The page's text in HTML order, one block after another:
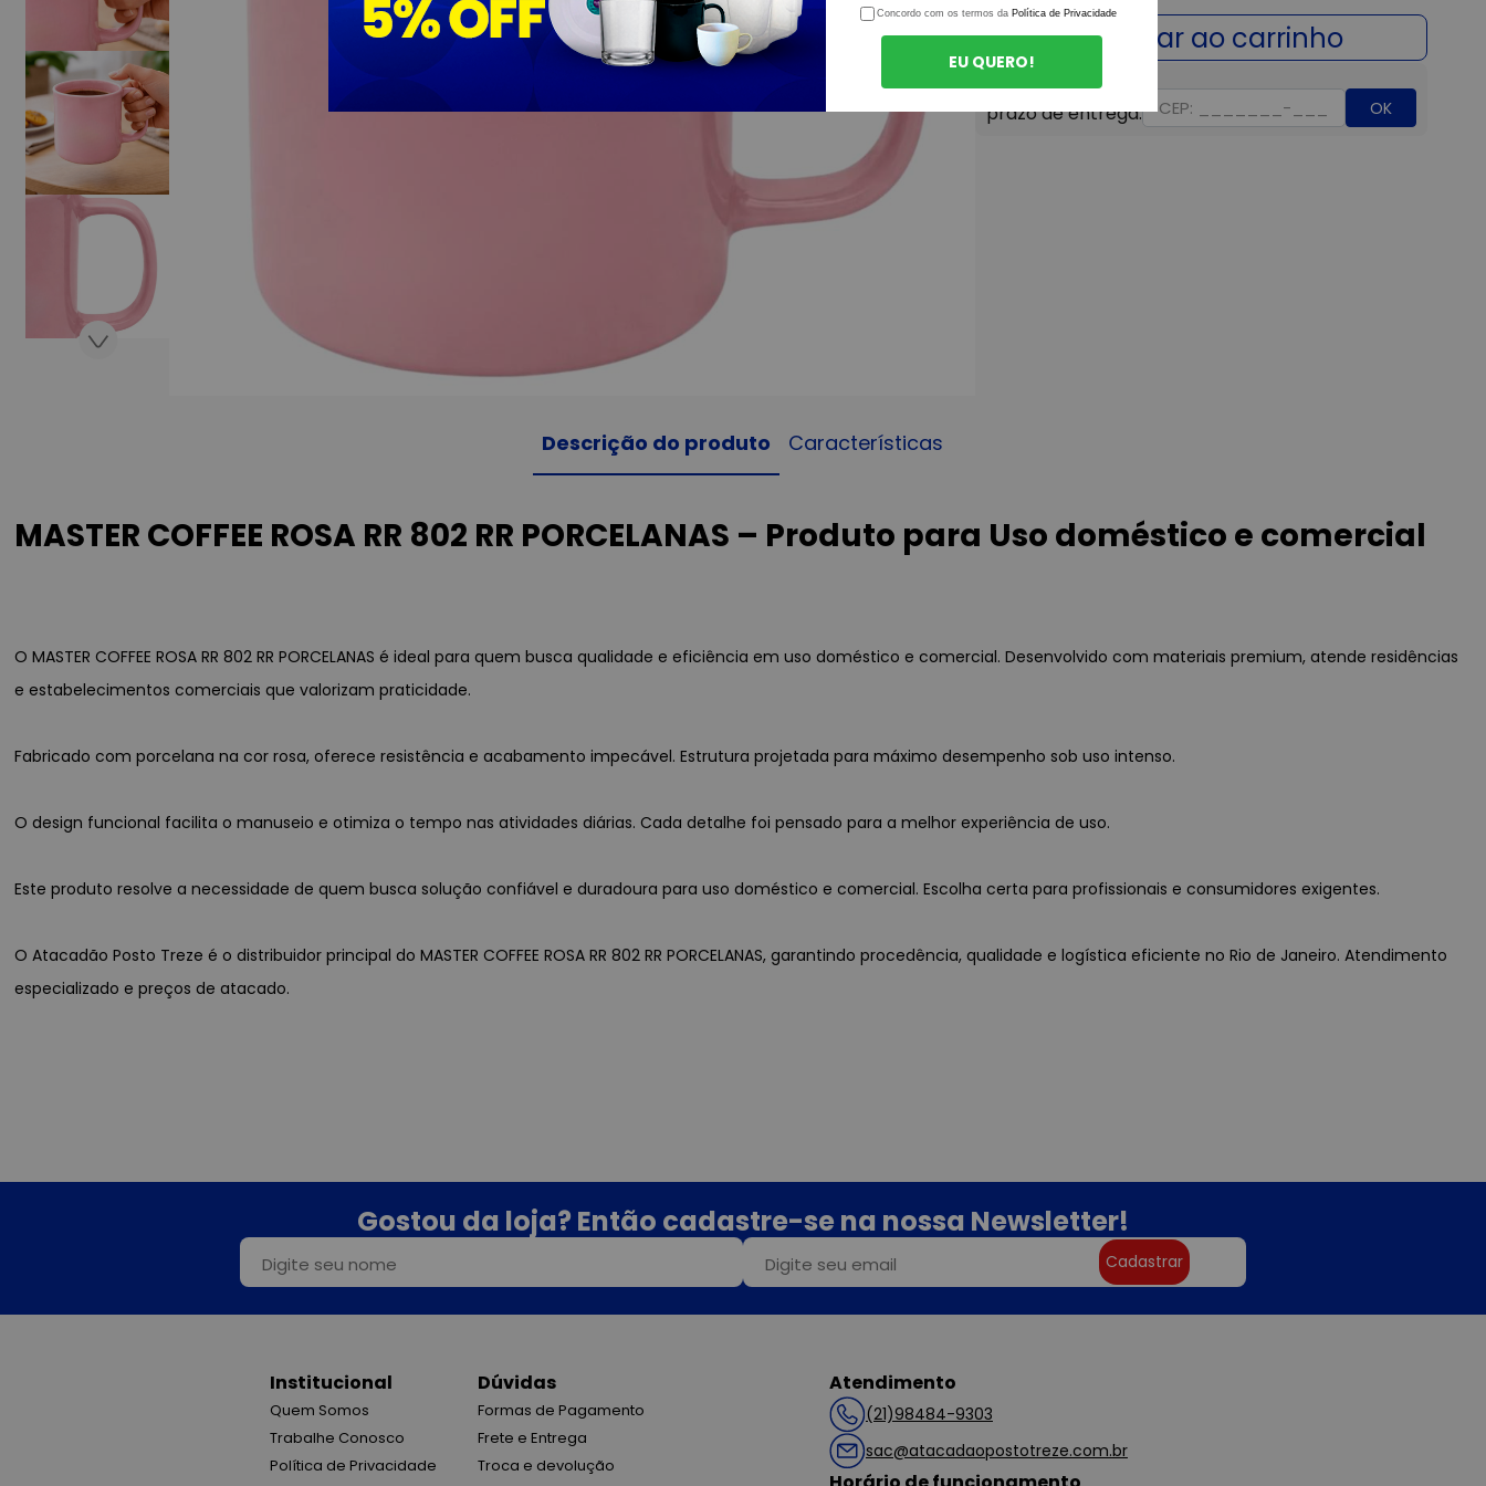
OK
Descrição do produto Características
MASTER COFFEE ROSA RR 802 RR PORCELANAS – Produto para Uso doméstico e comercial
O MASTER COFFEE ROSA RR 802 RR PORCELANAS é ideal para quem busca qualidade e eficiência em uso doméstico e comercial. Desenvolvido com materiais premium, atende residências
e estabelecimentos comerciais que valorizam praticidade.
Fabricado com porcelana na cor rosa, oferece resistência e acabamento impecável. Estrutura projetada para máximo desempenho sob uso intenso.
O design funcional facilita o manuseio e otimiza o tempo nas atividades diárias. Cada detalhe foi pensado para a melhor experiência de uso.
Este produto resolve a necessidade de quem busca solução confiável e duradoura para uso doméstico e comercial. Escolha certa para profissionais e consumidores exigentes.
O Atacadão Posto Treze é o distribuidor principal do MASTER COFFEE ROSA RR 802 RR PORCELANAS, garantindo procedência, qualidade e logística eficiente no Rio de Janeiro. Atendimento
especializado e preços de atacado.
Gostou da loja? Então cadastre-se na nossa Newsletter!
Cadastrar
Institucional
Quem Somos
Trabalhe Conosco
Política de Privacidade
Dúvidas
Formas de Pagamento
Frete e Entrega
Troca e devolução
Atendimento
(21)98484-9303
sac@atacadaopostotreze.com.br
Concordo com os termos da Política de Privacidade
EU QUERO!